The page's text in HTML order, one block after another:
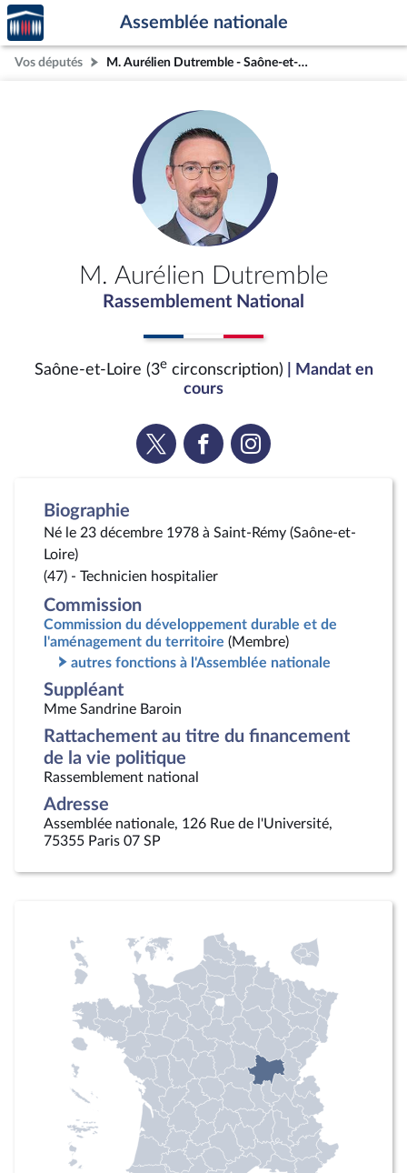
Aller au contenu
Aller en bas de la page
Accèder
à la
page
d'accueil
Assemblée nationale
Vos députés M. Aurélien Dutremble - Saône-et-Loire (3e circonscription)
M. Aurélien Dutremble
Rassemblement National
Saône-et-Loire (3ecirconscription)
| Mandat en
cours
Voir
la
Voir
la
Voir
la
Biographie
Né le 23 décembre 1978 à Saint-Rémy (Saône-et-
Loire)
(47) - Technicien hospitalier
Commission
Commission du développement durable et de
l'aménagement du territoire (Membre)
autres fonctions à l'Assemblée nationale
Suppléant
Mme Sandrine Baroin
Rattachement au titre du financement
de la vie politique
Rassemblement national
Adresse
Assemblée nationale, 126 Rue de l'Université,
75355 Paris 07 SP